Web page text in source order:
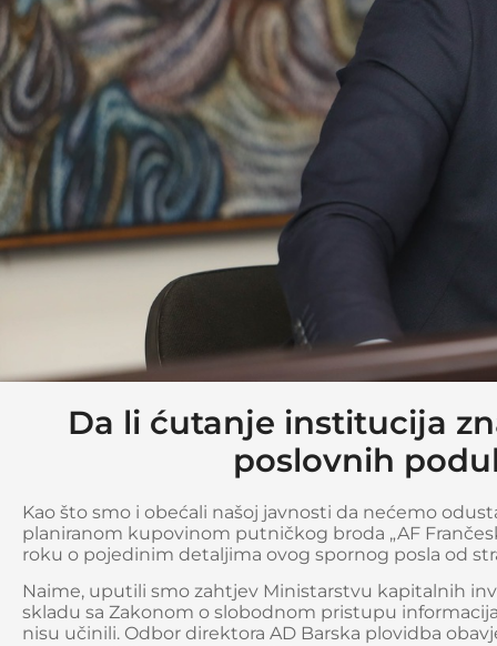
Da li ćutanje institucija
poslovnih
Kao što smo i obećali našoj javnosti da nećemo
planiranom kupovinom putničkog broda „AF
roku o pojedinim detaljima ovog spornog posla od
Naime, uputili smo zahtjev Ministarstvu kapitalnih
skladu sa Zakonom o slobodnom pristupu
nisu učinili. Odbor direktora AD Barska plovidba